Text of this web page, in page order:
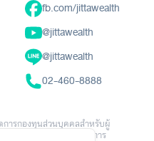
fb.com/jittawealth
@jittawealth
@jittawealth
02-460-8888
การกองทุนส่วนบุคคลสำหรับผู้
ำธุรกรรมใดๆ ข้อมูล ผลการ